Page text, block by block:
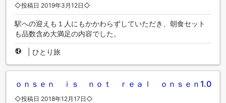
◇投稿日 2019年3月12日◇
駅への迎えも１人にもかかわらずしていただき、朝食セット
も品数含め大満足の内容でした。
ひとり旅
ｏｎｓｅｎ ｉｓ ｎｏｔ ｒｅａｌ ｏｎｓｅｎ 1.0
◇投稿日 2018年12月17日◇